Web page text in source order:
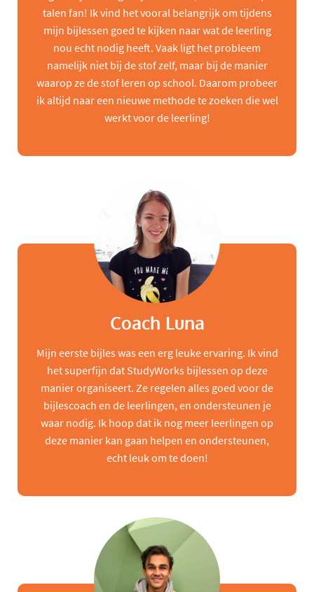
talen fan! Ik vind het vooral belangrijk om tijdens
mijn bijlessen goed te kijken naar wat de leerling
nou echt nodig heeft. Vaak ligt het probleem
namelijk niet bij de stof zelf, maar bij de manier
waarop ze de stof leren op school. Daarom probeer
ik altijd naar een nieuwe methode te zoeken die wel
werkt voor de leerling!
Coach Luna
Mijn eerste bijles was een erg leuke ervaring. Ik vind
het superfijn dat StudyWorks bijlessen op deze
manier organiseert. Ze regelen alles goed voor de
bijlescoach en de leerlingen, en ondersteunen je
waar nodig. Ik hoop dat ik nog meer leerlingen op
deze manier kan gaan helpen en ondersteunen,
echt leuk om te doen!